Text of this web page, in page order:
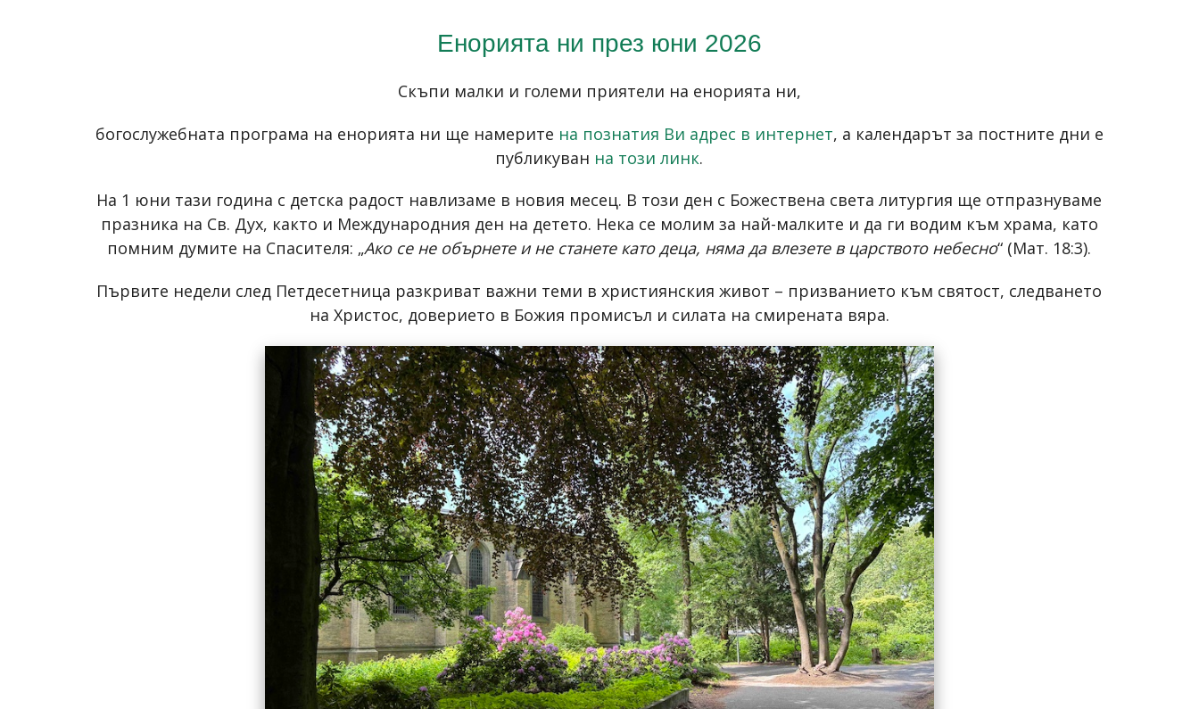
Енорията ни през юни 2026
Скъпи малки и големи приятели на енорията ни,
богослужебната програма на енорията ни ще намерите на познатия Ви адрес в интернет, а календарът за постните дни е
публикуван на този линк.
На 1 юни тази година с детска радост навлизаме в новия месец. В този ден с Божествена света литургия ще отпразнуваме
празника на Св. Дух, както и Международния ден на детето. Нека се молим за най-малките и да ги водим към храма, като
помним думите на Спасителя: „Ако се не обърнете и не станете като деца, няма да влезете в царството небесно“ (Мат. 18:3).
Първите недели след Петдесетница разкриват важни теми в християнския живот – призванието към святост, следването
на Христос, доверието в Божия промисъл и силата на смирената вяра.